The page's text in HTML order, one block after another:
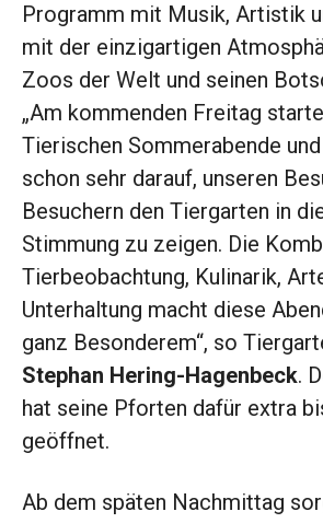
Programm mit Musik, Artistik
mit der einzigartigen
Zoos der Welt und seinen
„Am kommenden Freitag
Tierischen Sommerabende
schon sehr darauf, unseren
Besuchern den Tiergarten in
Stimmung zu zeigen. Die
Tierbeobachtung, Kulinarik,
Unterhaltung macht diese
ganz Besonderem“, so
Stephan Hering-Hagenbeck.
hat seine Pforten dafür extra
geöffnet.
Ab dem späten Nachmittag